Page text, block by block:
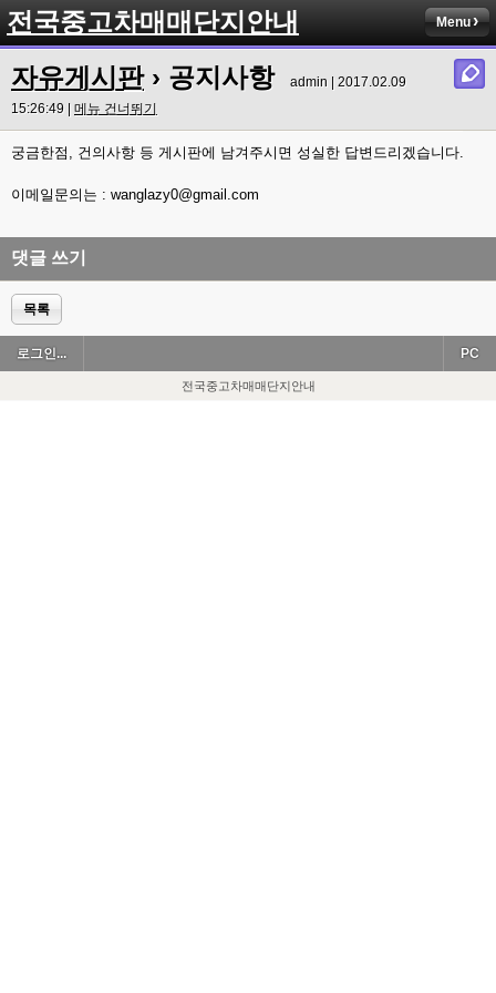
전국중고차매매단지안내 Menu
자유게시판› 공지사항
admin | 2017.02.09
15:26:49 | 메뉴 건너뛰기
궁금한점, 건의사항 등 게시판에 남겨주시면 성실한 답변드리겠습니다.
이메일문의는 : wanglazy0@gmail.com
댓글 쓰기
목록
로그인... PC
전국중고차매매단지안내